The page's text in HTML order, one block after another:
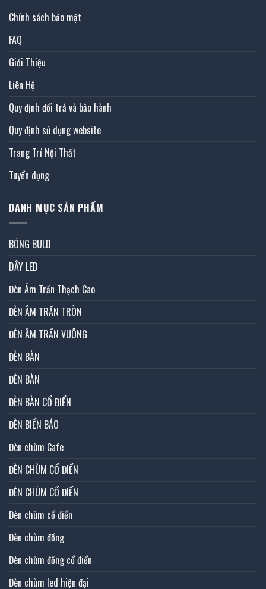
Chính sách bảo mật
FAQ
Giới Thiệu
Liên Hệ
Quy định đổi trả và bảo hành
Quy định sử dụng website
Trang Trí Nội Thất
Tuyển dụng
DANH MỤC SẢN PHẨM
BÓNG BULD
DÂY LED
Đèn Âm Trần Thạch Cao
ĐÈN ÂM TRẦN TRÒN
ĐÈN ÂM TRẦN VUÔNG
ĐÈN BÀN
ĐÈN BÀN
ĐÈN BÀN CỔ ĐIỂN
ĐÈN BIỂN BÁO
Đèn chùm Cafe
ĐÈN CHÙM CỔ ĐIỂN
ĐÈN CHÙM CỔ ĐIỂN
Đèn chùm cổ điển
Đèn chùm đồng
Đèn chùm đồng cổ điển
Đèn chùm led hiện đại